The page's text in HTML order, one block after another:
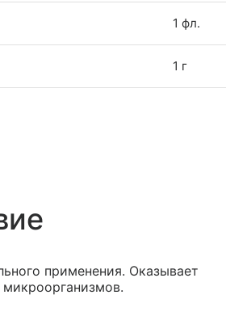
1 фл.
1 г
применения. Оказывает